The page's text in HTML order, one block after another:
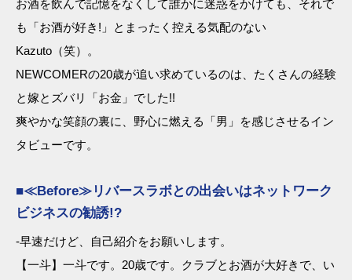
お酒を飲んで記憶をなくして誰かに迷惑をかけても、それで
も「お酒が好き!」とまったく控える気配のない
Kazuto（笑）。
NEWCOMERの20歳が追い求めているのは、たくさんの経験
と嫁とズバリ「お金」でした!!
爽やかな笑顔の裏に、野心に燃える「男」を感じさせるイン
タビューです。
■≪Before≫リバースラボとの出会いはネットワーク
ビジネスの勧誘!?
-早速だけど、自己紹介をお願いします。
【一斗】一斗です。20歳です。クラブとお酒が大好きで、い